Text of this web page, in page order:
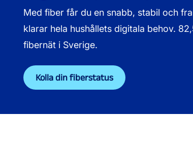
Med fiber får du en snabb, stabil och
klarar hela hushållets digitala behov.
fibernät i Sverige.
Kolla din fiberstatus